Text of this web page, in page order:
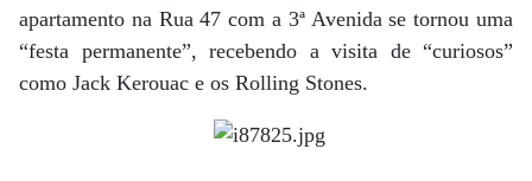
apartamento na Rua 47 com a 3ª Avenida se tornou uma
“festa permanente”, recebendo a visita de “curiosos”
como Jack Kerouac e os Rolling Stones.